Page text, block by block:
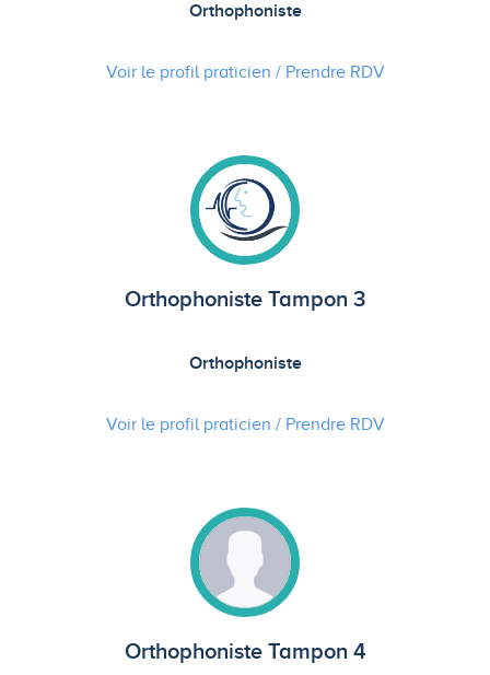
Orthophoniste
Voir le profil praticien / Prendre RDV
Orthophoniste Tampon 3
Orthophoniste
Voir le profil praticien / Prendre RDV
Orthophoniste Tampon 4